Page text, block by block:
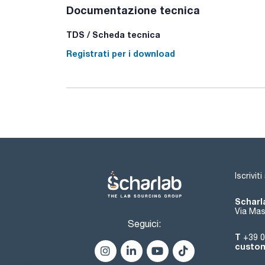
Documentazione tecnica
TDS / Scheda tecnica
Registrati per i download
Seguici:
Via
T +39